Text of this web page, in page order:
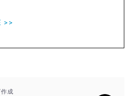
>>
成